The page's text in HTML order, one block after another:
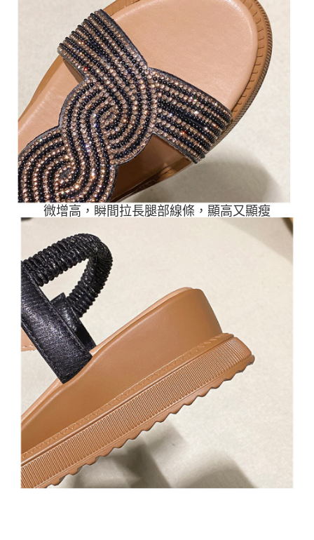
微增高，瞬間拉長腿部線條，顯高又顯瘦